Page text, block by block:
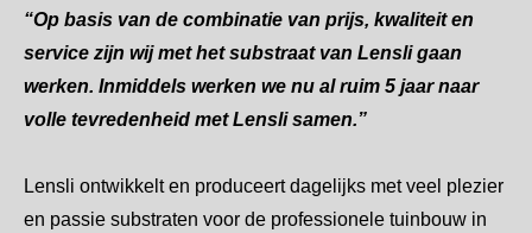
“Op basis van de combinatie van prijs, kwaliteit en
service zijn wij met het substraat van Lensli gaan
werken. Inmiddels werken we nu al ruim 5 jaar naar
volle tevredenheid met Lensli samen.”
Lensli ontwikkelt en produceert dagelijks met veel plezier
en passie substraten voor de professionele tuinbouw in